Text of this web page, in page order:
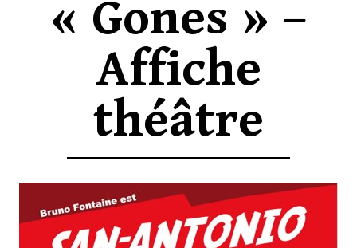
« Gones » –
Affiche
théâtre